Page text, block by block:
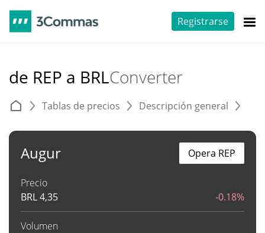
Registrarse
de REP a BRLConverter
Tablas de precios Descripción general
Augur
Precio
BRL4,35 -0.18%
Volumen
Opera REP